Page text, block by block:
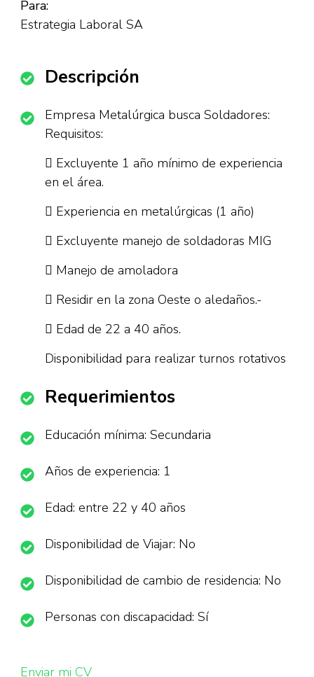
Para:
Estrategia Laboral SA
Descripción
Empresa Metalúrgica busca Soldadores:
Requisitos:
 Excluyente 1 año mínimo de experiencia
en el área.
 Experiencia en metalúrgicas (1 año)
 Excluyente manejo de soldadoras MIG
 Manejo de amoladora
 Residir en la zona Oeste o aledaños.-
 Edad de 22 a 40 años.
Disponibilidad para realizar turnos rotativos
Requerimientos
Educación mínima: Secundaria
Años de experiencia: 1
Edad: entre 22 y 40 años
Disponibilidad de Viajar: No
Disponibilidad de cambio de residencia: No
Personas con discapacidad: Sí
Enviar mi CV